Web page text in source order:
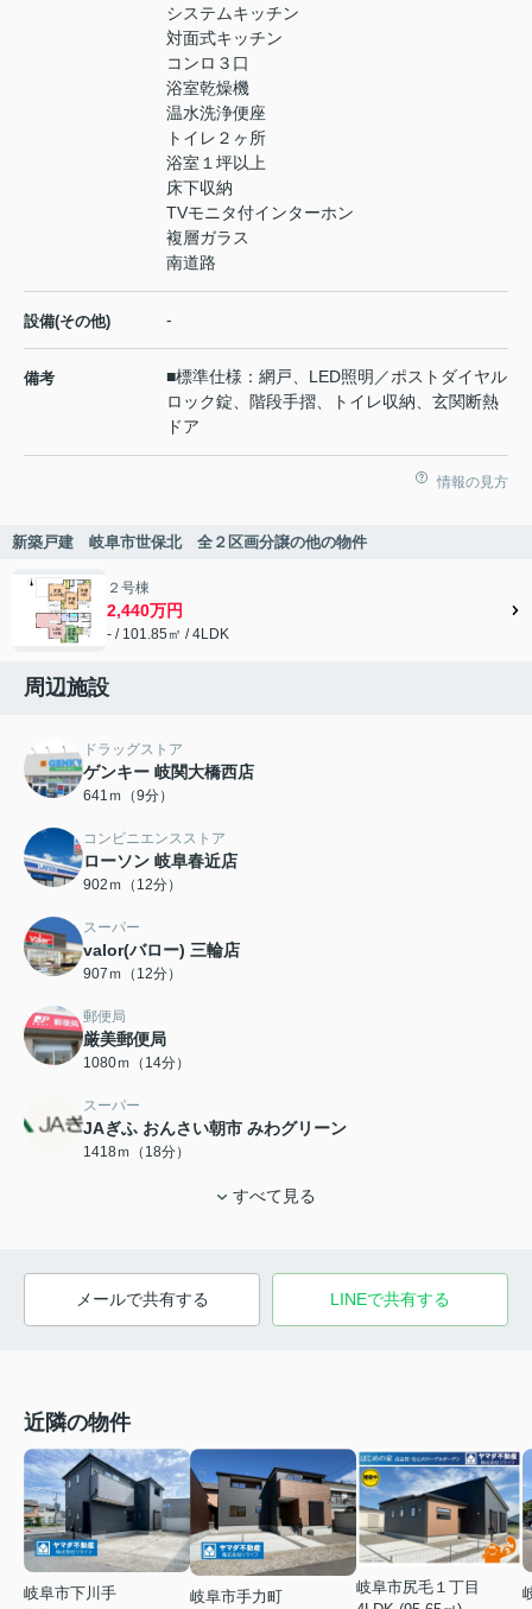
システムキッチン
対面式キッチン
コンロ３口
浴室乾燥機
温水洗浄便座
トイレ２ヶ所
浴室１坪以上
床下収納
TVモニタ付インターホン
複層ガラス
南道路
設備(その他) -
備考
■標準仕様：網戸、LED照明／ポストダイヤル
ロック錠、階段手摺、トイレ収納、玄関断熱
ドア
情報の見方
新築戸建 岐阜市世保北 全２区画分譲の他の物件
２号棟
2,440万円
- / 101.85㎡ / 4LDK
周辺施設
ドラッグストア
ゲンキー 岐関大橋西店
641ｍ（9分）
コンビニエンスストア
ローソン 岐阜春近店
902ｍ（12分）
スーパー
valor(バロー) 三輪店
907ｍ（12分）
郵便局
厳美郵便局
1080ｍ（14分）
スーパー
JAぎふ おんさい朝市 みわグリーン
1418ｍ（18分）
すべて見る
メールで共有する LINEで共有する
近隣の物件
岐阜市下川手
岐阜市手力町
岐阜市尻毛１丁目